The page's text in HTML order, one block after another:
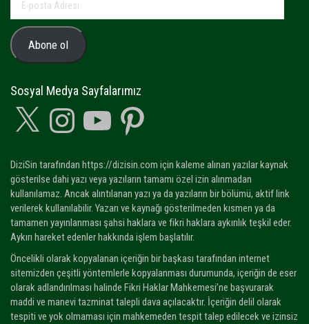
posta
Adresi
Abone ol
Sosyal Medya Sayfalarımız
Instagram YouTube Pinterest
DiziSin tarafından https://dizisin.com için kaleme alınan yazılar kaynak
gösterilse dahi yazı veya yazıların tamamı özel izin alınmadan
kullanılamaz. Ancak alıntılanan yazı ya da yazıların bir bölümü, aktif link
verilerek kullanılabilir. Yazarı ve kaynağı gösterilmeden kısmen ya da
tamamen yayınlanması şahsi haklara ve fikri haklara aykırılık teşkil eder.
Aykırı hareket edenler hakkında işlem başlatılır.
Öncelikli olarak kopyalanan içeriğin bir başkası tarafından internet
sitemizden çeşitli yöntemlerle kopyalanması durumunda, içeriğin de eser
olarak adlandırılması halinde Fikri Haklar Mahkemesi’ne başvurarak
maddi ve manevi tazminat talepli dava açılacaktır. İçeriğin delil olarak
tespiti ve yok olmaması için mahkemeden tespit talep edilecek ve izinsiz